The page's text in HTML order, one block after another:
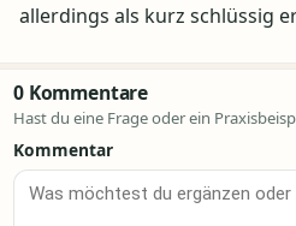
allerdings als kurz schlüssig
0 Kommentare
Hast du eine Frage oder ein
Kommentar